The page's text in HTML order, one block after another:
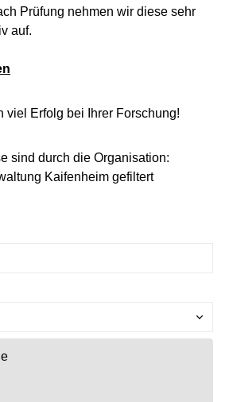
Prüfung nehmen wir diese sehr
auf.
viel Erfolg bei Ihrer Forschung!
sind durch die Organisation:
Kaifenheim gefiltert